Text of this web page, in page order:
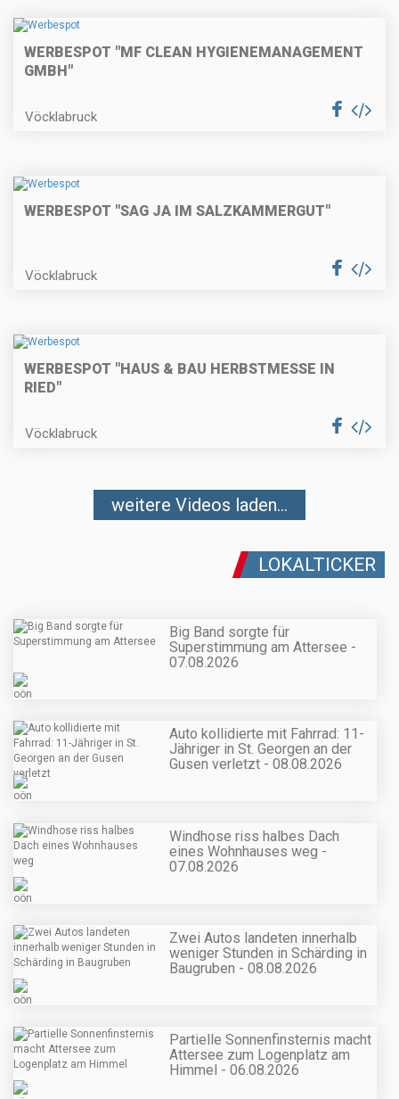
WERBESPOT "MF CLEAN HYGIENEMANAGEMENT
GMBH"
Vöcklabruck
WERBESPOT "SAG JA IM SALZKAMMERGUT"
Vöcklabruck
WERBESPOT "HAUS & BAU HERBSTMESSE IN
RIED"
Vöcklabruck
weitere Videos laden...
LOKALTICKER
Big Band sorgte für
Superstimmung am Attersee -
07.08.2026
Auto kollidierte mit Fahrrad: 11-
Jähriger in St. Georgen an der
Gusen verletzt - 08.08.2026
Windhose riss halbes Dach
eines Wohnhauses weg -
07.08.2026
Zwei Autos landeten innerhalb
weniger Stunden in Schärding in
Baugruben - 08.08.2026
Partielle Sonnenfinsternis macht
Attersee zum Logenplatz am
Himmel - 06.08.2026